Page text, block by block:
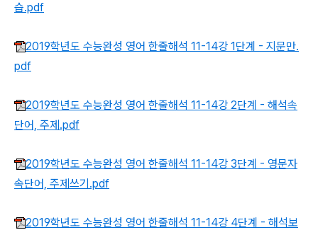
습.pdf
2019학년도 수능완성 영어 한줄해석 11-14강 1단계 - 지문만.
pdf
2019학년도 수능완성 영어 한줄해석 11-14강 2단계 - 해석속
단어, 주제.pdf
2019학년도 수능완성 영어 한줄해석 11-14강 3단계 - 영문자
속단어, 주제쓰기.pdf
2019학년도 수능완성 영어 한줄해석 11-14강 4단계 - 해석보